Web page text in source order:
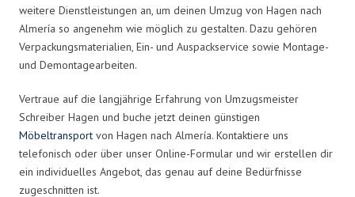
weitere Dienstleistungen an, um deinen Umzug von Hagen nach
Almería so angenehm wie möglich zu gestalten. Dazu gehören
Verpackungsmaterialien, Ein- und Auspackservice sowie Montage-
und Demontagearbeiten.
Vertraue auf die langjährige Erfahrung von Umzugsmeister
Schreiber Hagen und buche jetzt deinen günstigen
Möbeltransport von Hagen nach Almería. Kontaktiere uns
telefonisch oder über unser Online-Formular und wir erstellen dir
ein individuelles Angebot, das genau auf deine Bedürfnisse
zugeschnitten ist.